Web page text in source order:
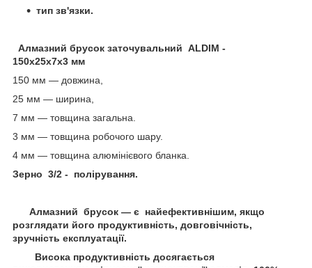
тип зв'язки.
Алмазний брусок заточувальний ALDIM -
150х25х7х3 мм
150 мм — довжина,
25 мм — ширина,
7 мм — товщина загальна.
3 мм — товщина робочого шару.
4 мм — товщина алюмінієвого бланка.
Зерно 3/2 - полірування.
Алмазний брусок — є найефективнішим, якщо
розглядати його продуктивність, довговічність,
зручність експлуатації.
Висока продуктивність досягається